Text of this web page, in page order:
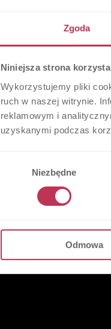
Zgoda
Niniejsza strona
Wykorzystujemy pliki
ruch w naszej witrynie.
reklamowym i
uzyskanymi podczas
Niezbędne
Odmowa